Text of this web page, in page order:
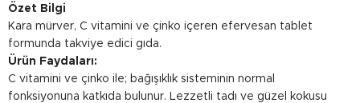
Özet Bilgi
Kara mürver, C vitamini ve çinko içeren efervesan tablet
formunda takviye edici gıda.
Ürün Faydaları:
C vitamini ve çinko ile; bağışıklık sisteminin normal
fonksiyonuna katkıda bulunur. Lezzetli tadı ve güzel kokusu